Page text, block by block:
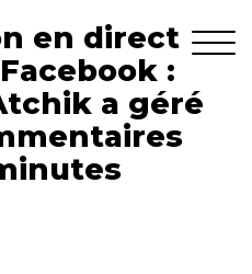
en direct
:
a géré